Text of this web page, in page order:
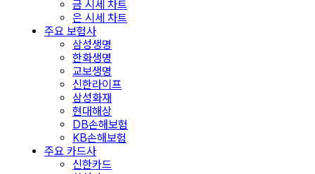
금 시세 차트
은 시세 차트
주요 보험사
삼성생명
한화생명
교보생명
신한라이프
삼성화재
현대해상
DB손해보험
KB손해보험
주요 카드사
신한카드